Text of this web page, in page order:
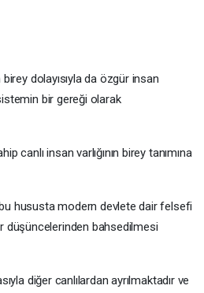
birey dolayısıyla da özgür insan
bir gereği olarak
insan varlığının birey tanımına
hususta modern devlete dair felsefi
düşüncelerinden bahsedilmesi
diğer canlılardan ayrılmaktadır ve